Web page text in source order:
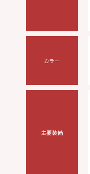
カラー
主要装備